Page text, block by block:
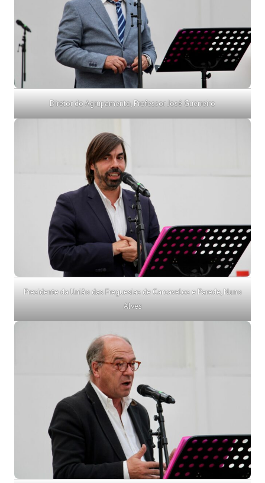
Diretor do Agrupamento, Professor José Guerreiro
Presidente da União das Freguesias de Carcavelos e Parede, Nuno
Alves